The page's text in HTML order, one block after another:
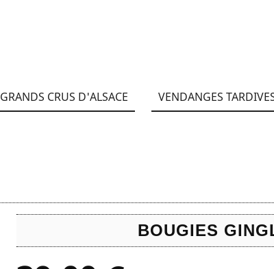
GRANDS CRUS D'ALSACE VENDANGES
BOUGIES